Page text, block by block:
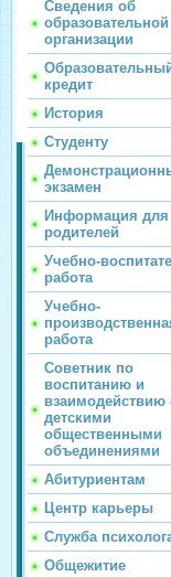
Сведения об
образовательной
организации
кредит
История
Студенту
экзамен
Информация для
родителей
Учебно-
работа
Учебно-
работа
Советник по
воспитанию и
взаимодействию
детскими
общественными
объединениями
Абитуриентам
Центр карьеры
Служба
Общежитие